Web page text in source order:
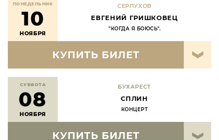
ПОНЕДЕЛЬНИК
10
НОЯБРЯ
СЕРПУХОВ
ЕВГЕНИЙ ГРИШКОВЕЦ
"КОГДА Я БОЮСЬ".
КУПИТЬ БИЛЕТ
СУББОТА
08
НОЯБРЯ
БУХАРЕСТ
СПЛИН
КОНЦЕРТ
КУПИТЬ БИЛЕТ